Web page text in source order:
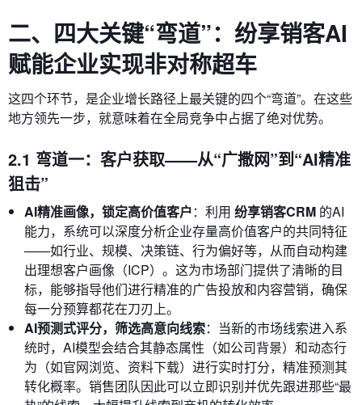
二、四大关键“弯道”：纷享销客AI
赋能企业实现非对称超车
这四个环节，是企业增长路径上最关键的四个“弯道”。在这些
地方领先一步，就意味着在全局竞争中占据了绝对优势。
2.1 弯道一：客户获取——从“广撒网”到“AI精准
狙击”
AI精准画像，锁定高价值客户：利用 纷享销客CRM 的AI
能力，系统可以深度分析企业存量高价值客户的共同特征
——如行业、规模、决策链、行为偏好等，从而自动构建
出理想客户画像（ICP）。这为市场部门提供了清晰的目
标，能够指导他们进行精准的广告投放和内容营销，确保
每一分预算都花在刀刃上。
AI预测式评分，筛选高意向线索：当新的市场线索进入系
统时，AI模型会结合其静态属性（如公司背景）和动态行
为（如官网浏览、资料下载）进行实时打分，精准预测其
转化概率。销售团队因此可以立即识别并优先跟进那些“最